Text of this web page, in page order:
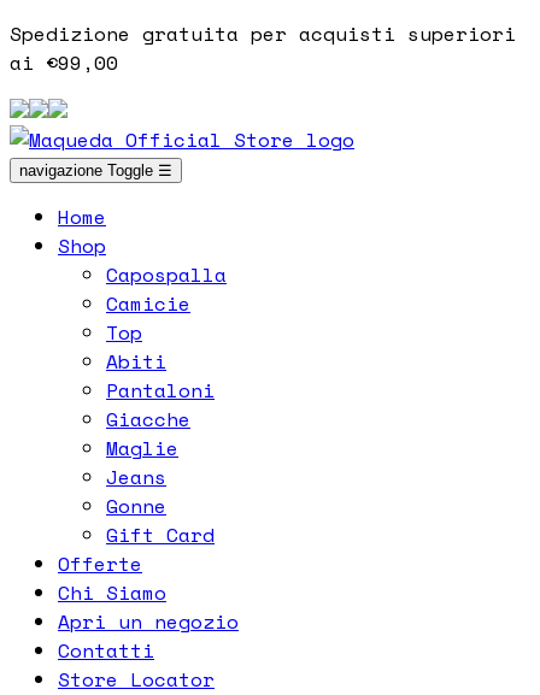
Spedizione gratuita per acquisti superiori
ai €99,00
navigazione Toggle ☰
Home
Shop
Capospalla
Camicie
Top
Abiti
Pantaloni
Giacche
Maglie
Jeans
Gonne
Gift Card
Offerte
Chi Siamo
Apri un negozio
Contatti
Store Locator